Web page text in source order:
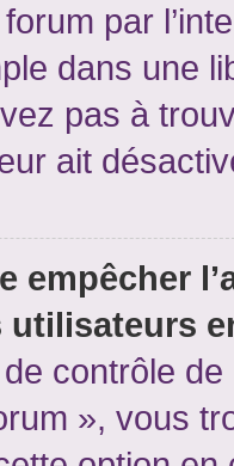
par
dans une
pas à
ait
empêcher
utilisateurs
contrôle
», vous